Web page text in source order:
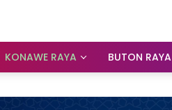
KONAWE RAYA BUTON RAYA